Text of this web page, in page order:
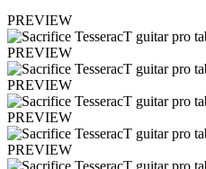
PREVIEW
PREVIEW
PREVIEW
PREVIEW
PREVIEW